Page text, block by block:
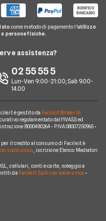
come metodo di pagamento l'utilizzo
persone fisiche.
assistenza?
02 55 55 5
Lun-Ven 9:00-21:00; Sab 9.00-
14.00
è gestito da Facile.it Broker di
regolamentato dall'IVASS ed
B000480264 • P.IVA 08007250965 •
il credito al consumo di Facile.it è
socio unico , iscrizione Elenco Mediatori
cellulari, conti e carte, noleggio a
da Facile.it S.p.A. con socio unico•